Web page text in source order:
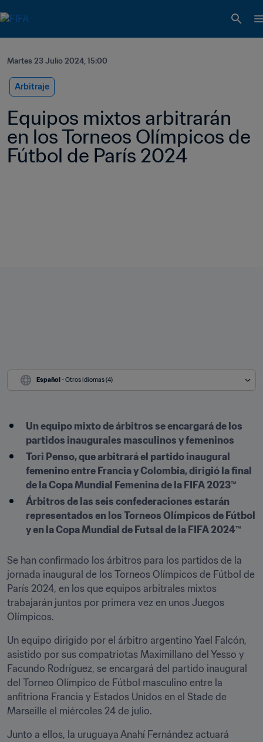
Martes 23 Julio 2024, 15:00
Arbitraje
Equipos mixtos arbitrarán
en los Torneos Olímpicos de
Fútbol de París 2024
Español - Otros idiomas (4)
Un equipo mixto de árbitros se encargará de los
partidos inaugurales masculinos y femeninos
Tori Penso, que arbitrará el partido inaugural
femenino entre Francia y Colombia, dirigió la final
de la Copa Mundial Femenina de la FIFA 2023™
Árbitros de las seis confederaciones estarán
representados en los Torneos Olímpicos de Fútbol
y en la Copa Mundial de Futsal de la FIFA 2024™
Se han confirmado los árbitros para los partidos de la
jornada inaugural de los Torneos Olímpicos de Fútbol de
París 2024, en los que equipos arbitrales mixtos
trabajarán juntos por primera vez en unos Juegos
Olímpicos.
Un equipo dirigido por el árbitro argentino Yael Falcón,
asistido por sus compatriotas Maximillano del Yesso y
Facundo Rodríguez, se encargará del partido inaugural
del Torneo Olímpico de Fútbol masculino entre la
anfitriona Francia y Estados Unidos en el Stade de
Marseille el miércoles 24 de julio.
Junto a ellos, la uruguaya Anahí Fernández actuará